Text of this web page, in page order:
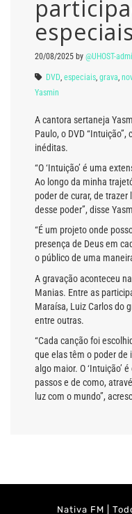
especiais
20/08/2025 by @UHOST-
DVD especiais grava
Yasmin
A cantora sertaneja
Paulo, o DVD
inéditas.
“O ‘Intuição’ é uma
Ao longo da minha
poder de curar, de
desse poder”, disse
“É um projeto onde
presença de Deus em
o público de uma
A gravação aconteceu
Manias. Entre as
Maraísa, Luiz Carlos do
entre outras.
“Cada canção foi
que elas têm o poder de
algo maior. O ‘Intuição’
passos e de como,
luz com o mundo”,
Nativa FM |